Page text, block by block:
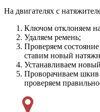
На двигателях с
Ключом отклоняем
Удаляем ремень;
Проверяем
ставим новый
Устанавливаем
Проворачиваем шкив
проверяем